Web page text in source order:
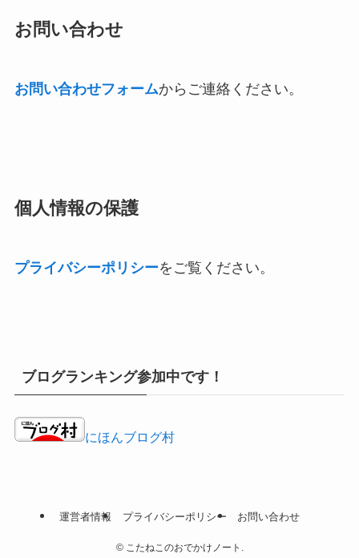
お問い合わせ
お問い合わせフォームからご連絡ください。
個人情報の保護
プライバシーポリシーをご覧ください。
ブログランキング参加中です！
にほんブログ村
運営者情報 プライバシーポリシー お問い合わせ
©こたねこのおでかけノート.